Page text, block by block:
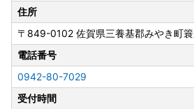
は、下記対象地域含む一部地域へは配
いますので、予めご了承くださいます
ます。
＜対象地域＞
・島根県（松江市、安来市のみ対象）
対象）、鳥取県、岡山県、徳島県、香
住所
〒849-0102 佐賀県三養基郡みやき町
電話番号
0942-80-7029
受付時間